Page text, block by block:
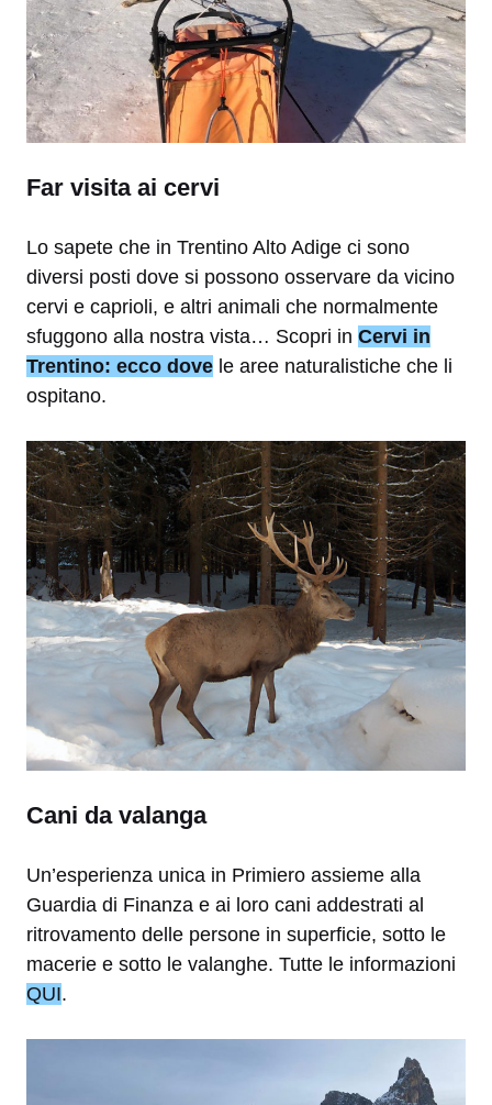
Far visita ai cervi
Lo sapete che in Trentino Alto Adige ci sono
diversi posti dove si possono osservare da vicino
cervi e caprioli, e altri animali che normalmente
sfuggono alla nostra vista… Scopri in Cervi in
Trentino: ecco dove le aree naturalistiche che li
ospitano.
Cani da valanga
Un’esperienza unica in Primiero assieme alla
Guardia di Finanza e ai loro cani addestrati al
ritrovamento delle persone in superficie, sotto le
macerie e sotto le valanghe. Tutte le informazioni
QUI.